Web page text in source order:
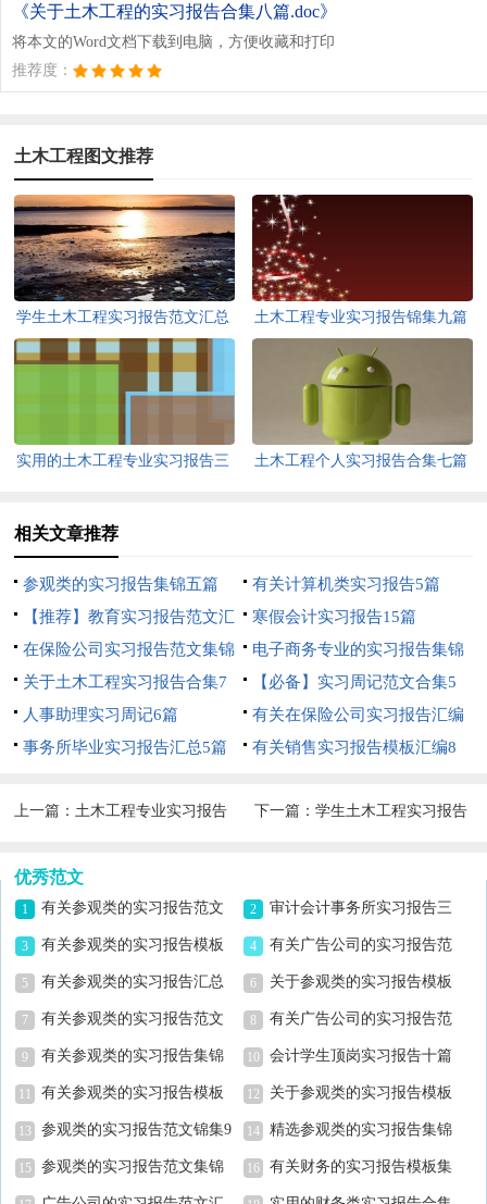
《关于土木工程的实习报告合集八篇.doc》
将本文的Word文档下载到电脑，方便收藏和打印
推荐度：
土木工程图文推荐
学生土木工程实习报告范文汇总
七篇
土木工程专业实习报告锦集九篇
实用的土木工程专业实习报告三
土木工程个人实习报告合集七篇
相关文章推荐
参观类的实习报告集锦五篇
有关计算机类实习报告5篇
【推荐】教育实习报告范文汇
编8篇
寒假会计实习报告15篇
在保险公司实习报告范文集锦
7篇
电子商务专业的实习报告集锦
五篇
关于土木工程实习报告合集7
篇
【必备】实习周记范文合集5
篇
人事助理实习周记6篇
有关在保险公司实习报告汇编
八篇
事务所毕业实习报告汇总5篇
有关销售实习报告模板汇编8
上一篇： 土木工程专业实习报告 下一篇：学生土木工程实习报告
优秀范文
1 有关参观类的实习报告范文
汇编八篇
2 审计会计事务所实习报告三
篇
3 有关参观类的实习报告模板
汇总7篇
4 有关广告公司的实习报告范
文集锦6篇
5 有关参观类的实习报告汇总
十篇
6 关于参观类的实习报告模板
合集10篇
7 有关参观类的实习报告范文
合集8篇
8 有关广告公司的实习报告范
文集合5篇
9 有关参观类的实习报告集锦
十篇
10 会计学生顶岗实习报告十篇
11 有关参观类的实习报告模板
汇总六篇
12 关于参观类的实习报告模板
汇编10篇
13 参观类的实习报告范文锦集9
篇
14 精选参观类的实习报告集锦
六篇
15 参观类的实习报告范文集锦
七篇
16 有关财务的实习报告模板集
锦7篇